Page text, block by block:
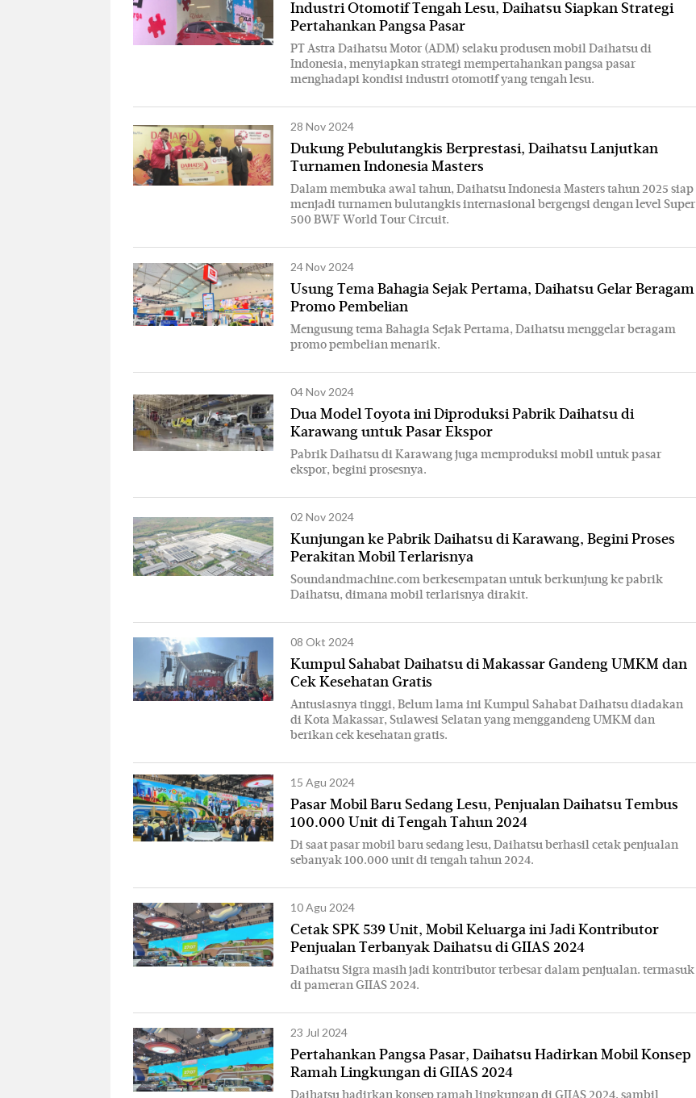
Industri Otomotif Tengah Lesu, Daihatsu Siapkan Strategi
Pertahankan Pangsa Pasar
PT Astra Daihatsu Motor (ADM) selaku produsen mobil Daihatsu di
Indonesia, menyiapkan strategi mempertahankan pangsa pasar
menghadapi kondisi industri otomotif yang tengah lesu.
28 Nov 2024
Dukung Pebulutangkis Berprestasi, Daihatsu Lanjutkan
Turnamen Indonesia Masters
Dalam membuka awal tahun, Daihatsu Indonesia Masters tahun 2025 siap
menjadi turnamen bulutangkis internasional bergengsi dengan level Super
500 BWF World Tour Circuit.
24 Nov 2024
Usung Tema Bahagia Sejak Pertama, Daihatsu Gelar Beragam
Promo Pembelian
Mengusung tema Bahagia Sejak Pertama, Daihatsu menggelar beragam
promo pembelian menarik.
04 Nov 2024
Dua Model Toyota ini Diproduksi Pabrik Daihatsu di
Karawang untuk Pasar Ekspor
Pabrik Daihatsu di Karawang juga memproduksi mobil untuk pasar
ekspor, begini prosesnya.
02 Nov 2024
Kunjungan ke Pabrik Daihatsu di Karawang, Begini Proses
Perakitan Mobil Terlarisnya
Soundandmachine.com berkesempatan untuk berkunjung ke pabrik
Daihatsu, dimana mobil terlarisnya dirakit.
08 Okt 2024
Kumpul Sahabat Daihatsu di Makassar Gandeng UMKM dan
Cek Kesehatan Gratis
Antusiasnya tinggi, Belum lama ini Kumpul Sahabat Daihatsu diadakan
di Kota Makassar, Sulawesi Selatan yang menggandeng UMKM dan
berikan cek kesehatan gratis.
15 Agu 2024
Pasar Mobil Baru Sedang Lesu, Penjualan Daihatsu Tembus
100.000 Unit di Tengah Tahun 2024
Di saat pasar mobil baru sedang lesu, Daihatsu berhasil cetak penjualan
sebanyak 100.000 unit di tengah tahun 2024.
10 Agu 2024
Cetak SPK 539 Unit, Mobil Keluarga ini Jadi Kontributor
Penjualan Terbanyak Daihatsu di GIIAS 2024
Daihatsu Sigra masih jadi kontributor terbesar dalam penjualan. termasuk
di pameran GIIAS 2024.
23 Jul 2024
Pertahankan Pangsa Pasar, Daihatsu Hadirkan Mobil Konsep
Ramah Lingkungan di GIIAS 2024
Daihatsu hadirkan konsep ramah lingkungan di GIIAS 2024, sambil